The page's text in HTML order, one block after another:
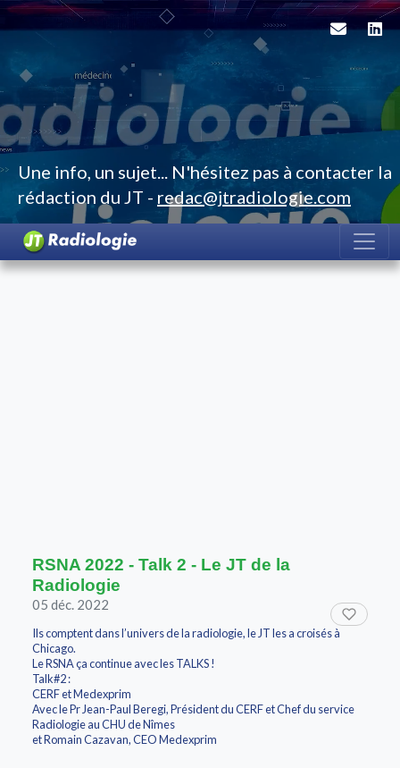
Une info, un sujet... N'hésitez pas à contacter la
rédaction du JT - redac@jtradiologie.com
RSNA 2022 - Talk 2 - Le JT de la
Radiologie
05 déc. 2022
Ils comptent dans l’univers de la radiologie, le JT les a croisés à
Chicago.
Le RSNA ça continue avec les TALKS !
Talk#2 :
CERF et Medexprim
Avec le Pr Jean-Paul Beregi, Président du CERF et Chef du service
Radiologie au CHU de Nîmes
et Romain Cazavan, CEO Medexprim